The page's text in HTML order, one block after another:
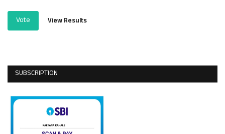
Vote View Results
SUBSCRIPTION